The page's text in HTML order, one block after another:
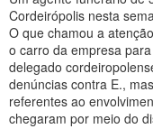
Cordeirópolis nesta
O que chamou a
o carro da empresa
delegado
denúncias contra E.,
referentes ao
chegaram por meio do